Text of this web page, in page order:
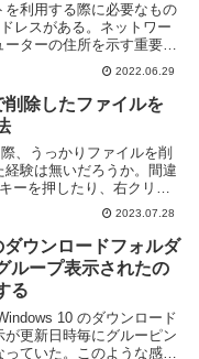
を利用する際に必要なもの
レスがある。ネットワー
ーターの住所を示す重要な
は自動的に設定されるもの
ザーが気にする必要は無
トワークが接続できない
2022.06.29
除したファイルを
、うっかりファイルを削
経験は無いだろうか。間違
ーを押したり、右クリッ
誤って削除を選択したりす
。また、不要だと思って削
から必要だったということ
2023.07.28
ウンロードフォルダ
ループ表示されたの
る
10 のダウンロード
が更新日時毎にグルーピン
ていた。このような感じ